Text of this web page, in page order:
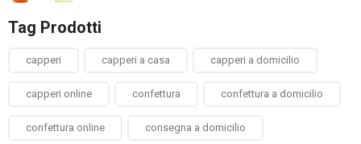
Tag Prodotti
capperi capperi a casa capperi a domicilio
capperi online confettura confettura a domicilio
confettura online consegna a domicilio